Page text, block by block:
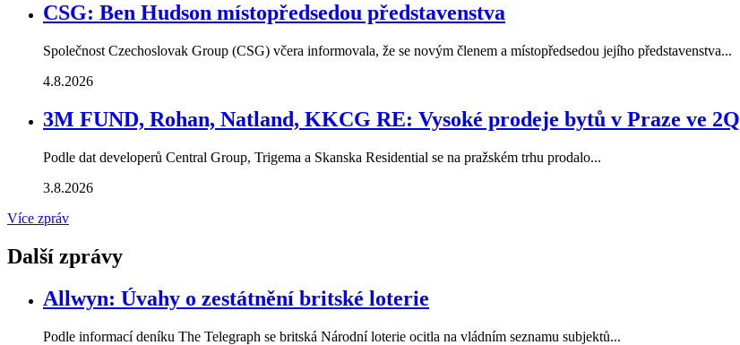
CSG: Ben Hudson místopředsedou představenstva
Společnost Czechoslovak Group (CSG) včera informovala, že se novým členem a místopředsedou jejího představenstva...
4.8.2026
3M FUND, Rohan, Natland, KKCG RE: Vysoké prodeje bytů v Praze ve 2Q
Podle dat developerů Central Group, Trigema a Skanska Residential se na pražském trhu prodalo...
3.8.2026
Více zpráv
Další zprávy
Allwyn: Úvahy o zestátnění britské loterie
Podle informací deníku The Telegraph se britská Národní loterie ocitla na vládním seznamu subjektů...